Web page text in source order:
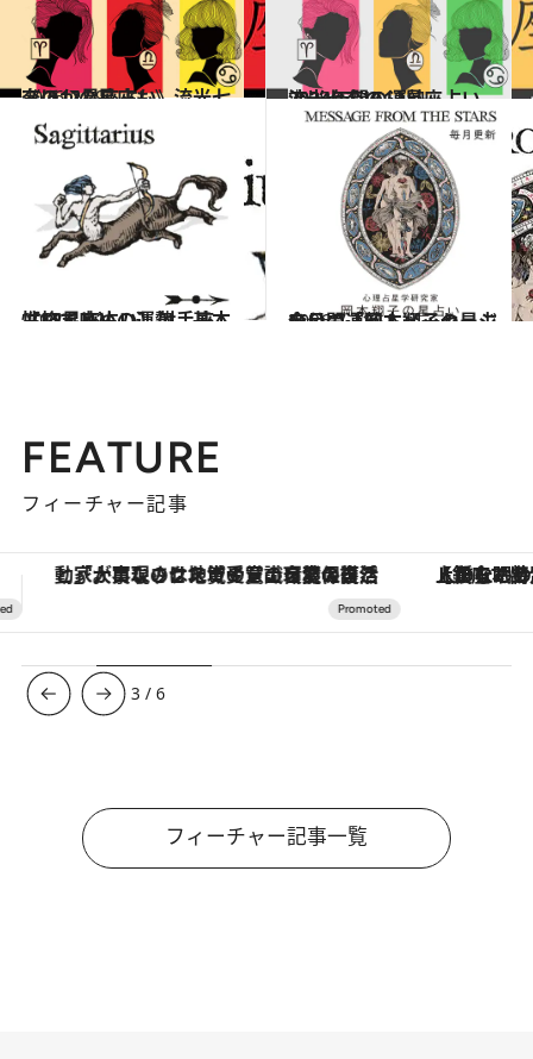
2026.7.29
《ほかの星座も》流光七奈の12星座占い
占い 2023.12.16
流光七奈の12星座占い 2024年間の運勢
占い
2021.12.1
【12星座占い】射手座（いて座）の運勢、基本性格まとめ
占い 2026.7.31
今月の運勢＆メッセージを公開「岡本翔子の星占い」
占い
FEATURE
フィーチャー記事
【銀座で出合う最旬美容】美髪ケアや上質な眠り…セルフケアのアップデートから、特別な名入れギフトまで。大人のための「ReFa GINZA」クルーズ 【夏限定ディナーコース】旬を
3 /6
フィーチャー記事一覧